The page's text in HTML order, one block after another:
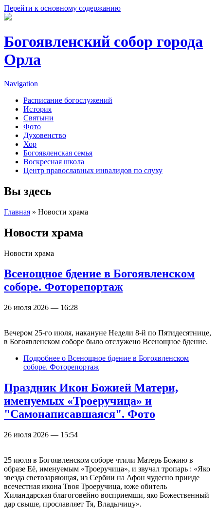
Перейти к основному содержанию
Богоявленский собор города
Орла
Navigation
Расписание богослужений
История
Святыни
Фото
Духовенство
Хор
Богоявленская семья
Воскресная школа
Центр православных инвалидов по слуху
Вы здесь
Главная » Новости храма
Новости храма
Новости храма
Всенощное бдение в Богоявленском
соборе. Фоторепортаж
26 июля 2026 — 16:28
Вечером 25-го июля, накануне Недели 8-й по Пятидесятнице,
в Богоявленском соборе было отслужено Всенощное бдение.
Подробнее о Всенощное бдение в Богоявленском
соборе. Фоторепортаж
Праздник Икон Божией Матери,
именуемых «Троеручица» и
"Самонаписавшаяся". Фото
26 июля 2026 — 15:54
25 июля в Богоявленском соборе чтили Матерь Божию в
образе Её, именуемым «Троеручица», и звучал тропарь : «Яко
звезда светозаряющая, из Сербии на Афон чудесно прииде
всечестная икона Твоя Троеручица, юже обитель
Хиландарская благоговейно восприемши, яко Божественный
дар свыше, прославляет Тя, Владычицу».